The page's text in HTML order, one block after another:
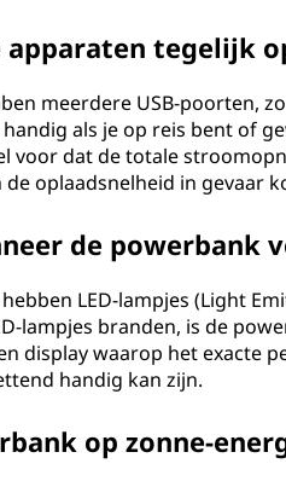
apparaten tegelijk
meerdere USB-poorten,
als je op reis bent of
voor dat de totale
oplaadsnelheid in gevaar
de powerbank
LED-lampjes (Light
lampjes branden, is de
display waarop het exacte
handig kan zijn.
op zonne-